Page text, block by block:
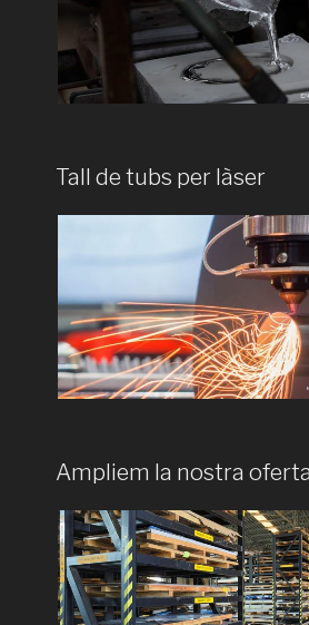
Tall de tubs per làser
Ampliem la nostra oferta